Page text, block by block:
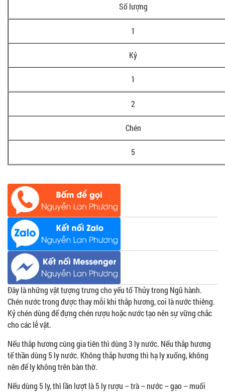
Số lượng
1
Kỷ
1
2
Chén
5
Đây là những vật tượng trưng cho yếu tố Thủy trong Ngũ hành.
Chén nước trong được thay mỗi khi thắp hương, coi là nước thiêng.
Kỷ chén dùng để đựng chén rượu hoặc nước tạo nên sự vững chắc
cho các lễ vật.
Nếu thắp hương cúng gia tiên thì dùng 3 ly nước. Nếu thắp hương
tế thần dùng 5 ly nước. Không thắp hương thì hạ ly xuống, không
nên để ly không trên bàn thờ.
Nếu dùng 5 ly, thì lần lượt là 5 ly rượu – trà – nước – gạo – muối